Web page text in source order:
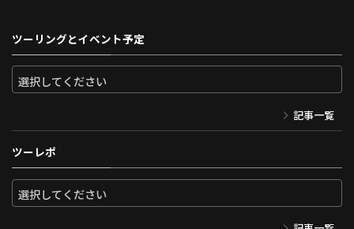
ツーリングとイベント予定
記事一覧
ツーレポ